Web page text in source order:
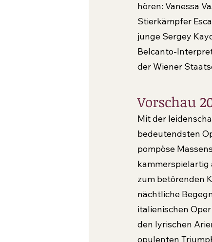
hören: Vanessa
Stierkämpfer
junge Sergey
Belcanto-
der Wiener
Vorschau
Mit der
bedeutendsten
pompöse
kammerspielartig
zum betörenden
nächtliche
italienischen
den lyrischen
opulenten